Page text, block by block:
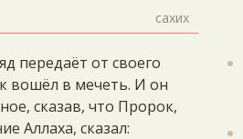
сахих
передаёт от своего
вошёл в мечеть. И он
сказав, что Пророк,
Аллаха, сказал: